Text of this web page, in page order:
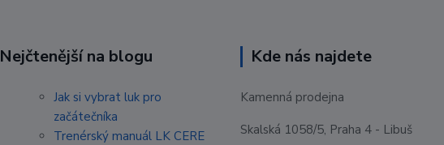
Nejčtenější na blogu
Jak si vybrat luk pro
začátečníka
Trenérský manuál LK CERE
Kde nás najdete
Kamenná prodejna
Skalská 1058/5, Praha 4 - Libuš